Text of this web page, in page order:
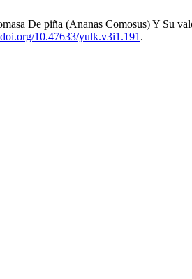
De piña (Ananas Comosus) Y Su
10.47633/yulk.v3i1.191 .